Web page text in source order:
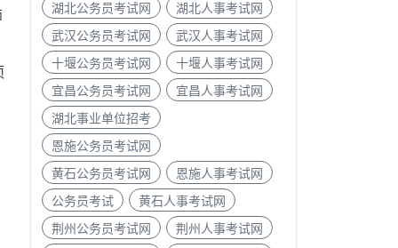
湖北公务员考试网
湖北人事考试网
武汉公务员考试网
武汉人事考试网
十堰公务员考试网
十堰人事考试网
宜昌公务员考试网
宜昌人事考试网
湖北事业单位招考
恩施公务员考试网
黄石公务员考试网
恩施人事考试网
公务员考试
黄石人事考试网
荆州公务员考试网
荆州人事考试网